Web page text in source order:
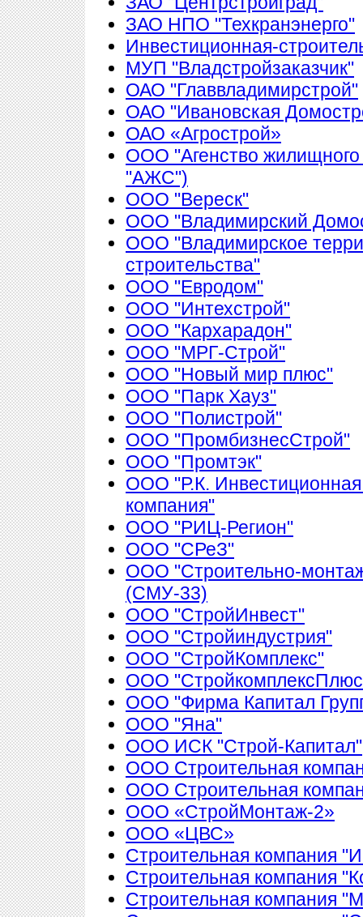
ЗАО НПО "Техкранэнерго"
Инвестиционная-
МУП "Владстройзаказчик"
ОАО "Главвладимирстрой"
ОАО "Ивановская
ОАО «Агрострой»
ООО "Агенство
"АЖС")
ООО "Вереск"
ООО "Владимирский
ООО "Владимирское
строительства"
ООО "Евродом"
ООО "Интехстрой"
ООО "Кархарадон"
ООО "МРГ-Строй"
ООО "Новый мир плюс"
ООО "Парк Хауз"
ООО "Полистрой"
ООО "ПромбизнесСтрой"
ООО "Промтэк"
ООО "Р.К. Инвестиционная
компания"
ООО "РИЦ-Регион"
ООО "СРеЗ"
ООО "Строительно-
(СМУ-33)
ООО "СтройИнвест"
ООО "Стройиндустрия"
ООО "СтройКомплекс"
ООО
ООО "Фирма Капитал
ООО "Яна"
ООО ИСК "Строй-Капитал"
ООО Строительная
ООО Строительная
ООО «СтройМонтаж-2»
ООО «ЦВС»
Строительная компания
Строительная компания
Строительная компания